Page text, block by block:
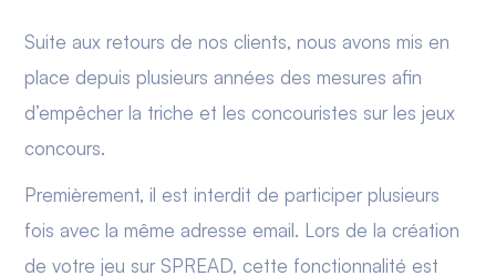
Suite aux retours de nos clients, nous avons mis en
place depuis plusieurs années des mesures afin
d’empêcher la triche et les concouristes sur les jeux
concours.
Premièrement, il est interdit de participer plusieurs
fois avec la même adresse email. Lors de la création
de votre jeu sur SPREAD, cette fonctionnalité est